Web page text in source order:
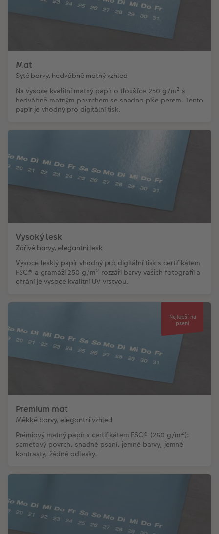
Mat
Syté barvy, hedvábně matný vzhled
Na vysoce kvalitní matný papír o tloušťce 250 g/m² s
hedvábně matným povrchem se snadno píše perem. Tento
papír je vhodný pro digitální tisk.
Vysoký lesk
Zářivé barvy, elegantní lesk
Vysoce lesklý papír vhodný pro digitální tisk s certifikátem
FSC® a gramáží 250 g/m² rozzáří barvy vašich fotografií a
chrání je vysoce kvalitní UV vrstvou.
Nejlepší na
psaní
Premium mat
Měkké barvy, elegantní vzhled
Prémiový matný papír s certifikátem FSC® (260 g/m²):
sametový povrch, snadné psaní, jemné barvy, jemné
kontrasty, žádné odlesky.